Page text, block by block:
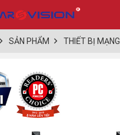
SẢN PHẨM THIẾT BỊ MẠNG